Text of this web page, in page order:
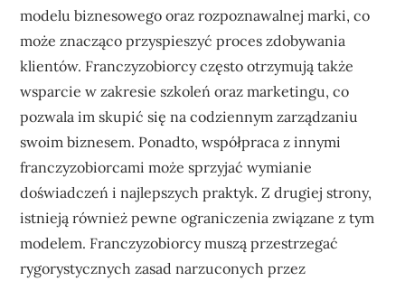
modelu biznesowego oraz rozpoznawalnej marki, co
może znacząco przyspieszyć proces zdobywania
klientów. Franczyzobiorcy często otrzymują także
wsparcie w zakresie szkoleń oraz marketingu, co
pozwala im skupić się na codziennym zarządzaniu
swoim biznesem. Ponadto, współpraca z innymi
franczyzobiorcami może sprzyjać wymianie
doświadczeń i najlepszych praktyk. Z drugiej strony,
istnieją również pewne ograniczenia związane z tym
modelem. Franczyzobiorcy muszą przestrzegać
rygorystycznych zasad narzuconych przez